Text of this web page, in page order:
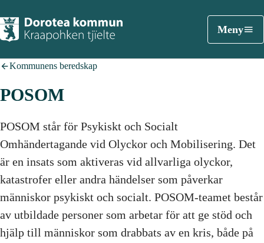
Meny
Kommunens beredskap
POSOM
POSOM står för Psykiskt och Socialt
Omhändertagande vid Olyckor och Mobilisering. Det
är en insats som aktiveras vid allvarliga olyckor,
katastrofer eller andra händelser som påverkar
människor psykiskt och socialt. POSOM-teamet består
av utbildade personer som arbetar för att ge stöd och
hjälp till människor som drabbats av en kris, både på